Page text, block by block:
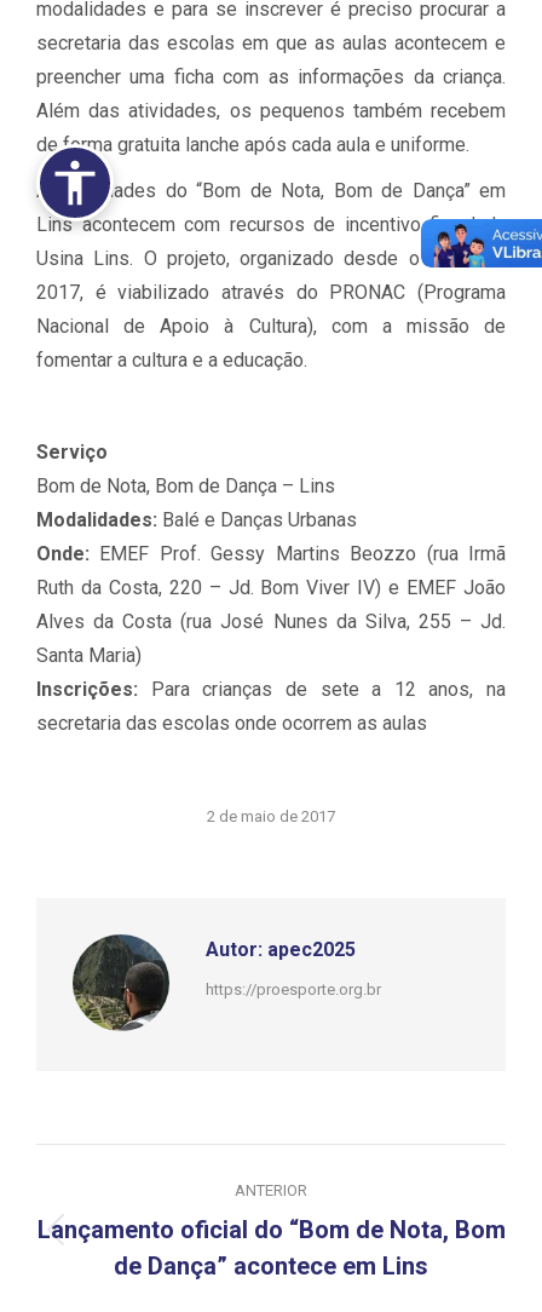
modalidades e para se inscrever é preciso procurar a
secretaria das escolas em que as aulas acontecem e
preencher uma ficha com as informações da criança.
Além das atividades, os pequenos também recebem
de forma gratuita lanche após cada aula e uniforme.
As atividades do “Bom de Nota, Bom de Dança” em
Lins acontecem com recursos de incentivo fiscal da
Usina Lins. O projeto, organizado desde o início de
2017, é viabilizado através do PRONAC (Programa
Nacional de Apoio à Cultura), com a missão de
fomentar a cultura e a educação.
Serviço
Bom de Nota, Bom de Dança – Lins
Modalidades: Balé e Danças Urbanas
Onde: EMEF Prof. Gessy Martins Beozzo (rua Irmã
Ruth da Costa, 220 – Jd. Bom Viver IV) e EMEF João
Alves da Costa (rua José Nunes da Silva, 255 – Jd.
Santa Maria)
Inscrições: Para crianças de sete a 12 anos, na
secretaria das escolas onde ocorrem as aulas
2 de maio de 2017
Autor: apec2025
https://proesporte.org.br
de
post:
ANTERIOR
Post
anterior:
Lançamento oficial do “Bom de Nota, Bom
de Dança” acontece em Lins